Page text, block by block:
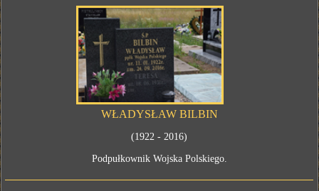
WŁADYSŁAW BILBIN
(1922 - 2016)
Podpułkownik Wojska Polskiego.